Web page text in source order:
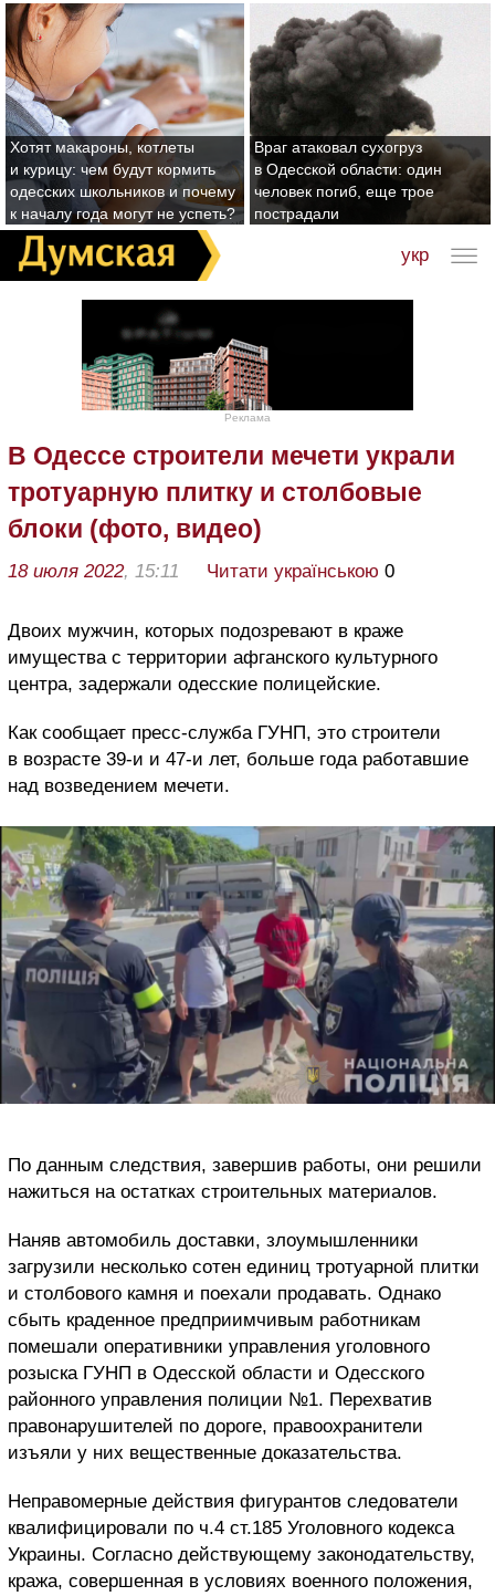
Хотят макароны, котлеты
и курицу: чем будут кормить
одесских школьников и почему
к началу года могут не успеть?
Враг атаковал сухогруз
в Одесской области: один
человек погиб, еще трое
пострадали
укр
Реклама
В Одессе строители мечети украли
тротуарную плитку и столбовые
блоки (фото, видео)
18 июля 2022, 15:11 Читати українською 0
Двоих мужчин, которых подозревают в краже
имущества с территории афганского культурного
центра, задержали одесские полицейские.
Как сообщает пресс-служба ГУНП, это строители
в возрасте 39-и и 47-и лет, больше года работавшие
над возведением мечети.
По данным следствия, завершив работы, они решили
нажиться на остатках строительных материалов.
Наняв автомобиль доставки, злоумышленники
загрузили несколько сотен единиц тротуарной плитки
и столбового камня и поехали продавать. Однако
сбыть краденное предприимчивым работникам
помешали оперативники управления уголовного
розыска ГУНП в Одесской области и Одесского
районного управления полиции №1. Перехватив
правонарушителей по дороге, правоохранители
изъяли у них вещественные доказательства.
Неправомерные действия фигурантов следователи
квалифицировали по ч.4 ст.185 Уголовного кодекса
Украины. Согласно действующему законодательству,
кража, совершенная в условиях военного положения,